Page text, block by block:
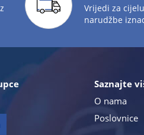
Vrijedi za
narudžbe
Saznajte
O nama
Poslovnice